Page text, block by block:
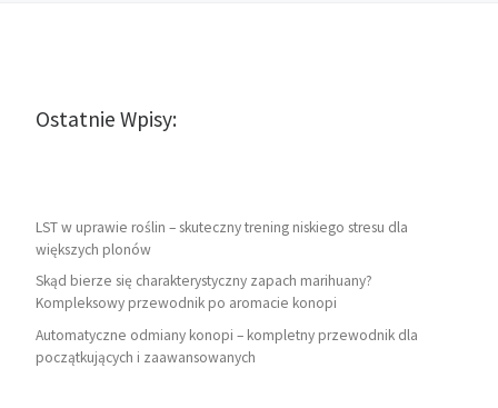
Ostatnie Wpisy:
LST w uprawie roślin – skuteczny trening niskiego stresu dla
większych plonów
Skąd bierze się charakterystyczny zapach marihuany?
Kompleksowy przewodnik po aromacie konopi
Automatyczne odmiany konopi – kompletny przewodnik dla
początkujących i zaawansowanych